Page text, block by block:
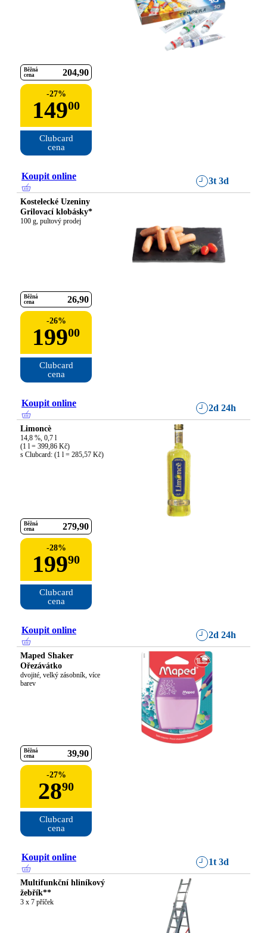
Běžná
cena
204 90
-27%
14900
Clubcard
cena
Koupit online 3t 3d
Kostelecké Uzeniny
Grilovací klobásky*
100 g, pultový prodej
Běžná
cena
26 90
-26%
19900
Clubcard
cena
Koupit online 2d 24h
Limoncè
14,8 %, 0,7 l
(1 l = 399,86 Kč)
s Clubcard: (1 l = 285,57 Kč)
Běžná
cena
279 90
-28%
19990
Clubcard
cena
Koupit online 2d 24h
Maped Shaker
Ořezávátko
dvojité, velký zásobník, více
barev
Běžná
cena
39 90
-27%
2890
Clubcard
cena
Koupit online 1t 3d
Multifunkční hliníkový
žebřík**
3 x 7 příček